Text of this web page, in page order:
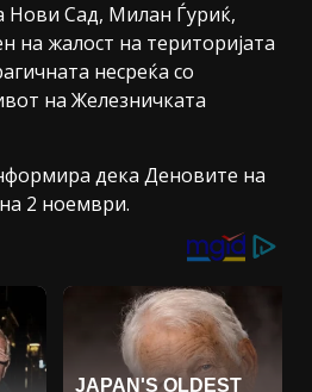
Нови Сад, Милан Ѓуриќ,
на жалост на територијата
несреќа со
на Железничката
дека Деновите на
2 ноември.